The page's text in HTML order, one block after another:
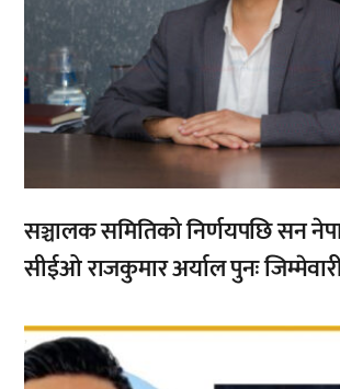
सञ्चालक समितिको निर्णयपछि सन
सीईओ राजकुमार अर्याल पुनः
,